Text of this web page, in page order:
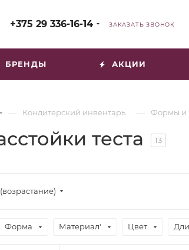
+375 29 336-16-14 ЗАКАЗАТЬ ЗВОНОК
БРЕНДЫ АКЦИИ
— Кондитерский инвентарь — Формы и
теста 13
Форма Материал' Цвет